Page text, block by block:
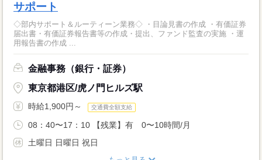
サポート
◇部内サポート＆ルーティーン業務◇ ・目論見書の作成 ・有価証券
届出書・有価証券報告書等の作成・提出、ファンド監査の実施 ・運
用報告書の作成 ...
金融事務（銀行・証券）
東京都港区/虎ノ門ヒルズ駅
時給1,900円～ 交通費全額支給
08：40〜17：10 【残業】有 0〜10時間/月
土曜日 日曜日 祝日